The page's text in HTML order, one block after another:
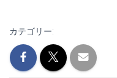
カテゴリー: